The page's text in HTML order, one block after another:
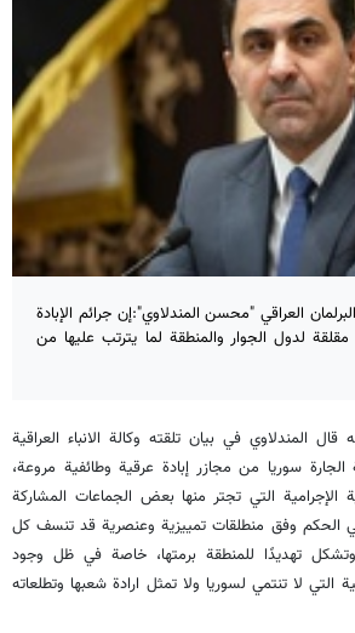
العراقي "محسن المندلاوي":إن جرائم الإبادة
لدول الجوار والمنطقة لما يترتب عليها من
قال المندلاوي في بيان تلقته وكالة الانباء العراقية
سوريا من مجازر إبادة عرقية وطائفية مروعة،
الإجرامية التي تجتر منها بعض الجماعات المشاركة
في الحكم وفق منطلقات تمييزية وعنصرية قد تنسف كل
تهديدًا للمنطقة برمتها، خاصة في ظل وجود
التي لا تنتمي لسوريا ولا تمثل ارادة شعبها وتطلعاته